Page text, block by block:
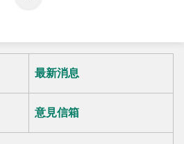
最新消息
意見信箱